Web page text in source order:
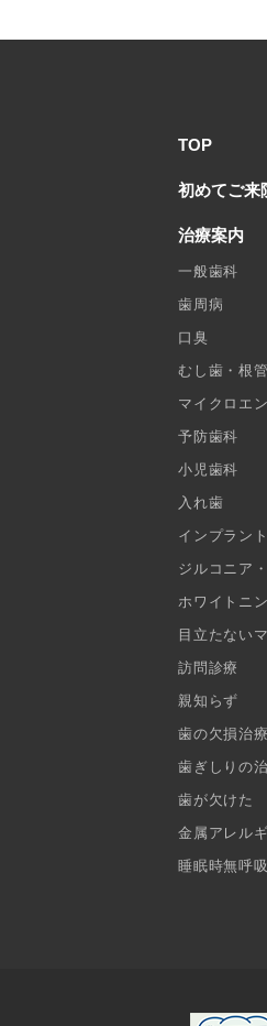
TOP
初めてご来
治療案内
一般歯科
歯周病
口臭
むし歯・根
マイクロエ
予防歯科
小児歯科
入れ歯
インプラント
ジルコニア
ホワイトニ
目立たない
訪問診療
親知らず
歯の欠損治療
歯ぎしりの
歯が欠けた
金属アレル
睡眠時無呼